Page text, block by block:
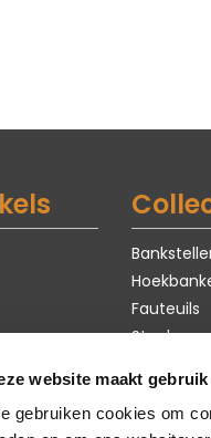
website maakt
gebruiken cookies om
Fauteuils
Stoelen
Karpetten
Zomer